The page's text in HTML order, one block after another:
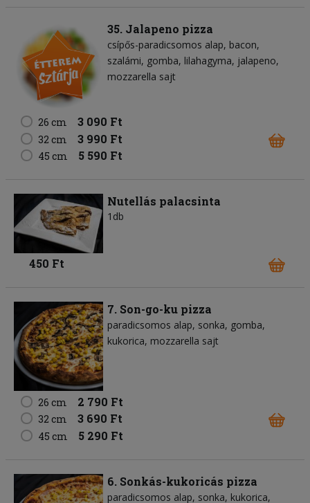
35. Jalapeno pizza
csípős-paradicsomos alap bacon
szalámi gomba lilahagyma jalapeno
mozzarella sajt
26 cm 3 090 Ft
32 cm 3 990 Ft
45 cm 5 590 Ft
Nutellás palacsinta
1db
450 Ft
7. Son-go-ku pizza
paradicsomos alap sonka gomba
kukorica mozzarella sajt
26 cm 2 790 Ft
32 cm 3 690 Ft
45 cm 5 290 Ft
6. Sonkás-kukoricás pizza
paradicsomos alap sonka kukorica